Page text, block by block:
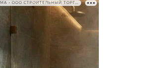
РЕКЛАМА • ООО СТРОИТЕЛЬНЫЙ ТОРГОВЫЙ ДОМ «ПЕТРОВИЧ». ИНН: 7802348846